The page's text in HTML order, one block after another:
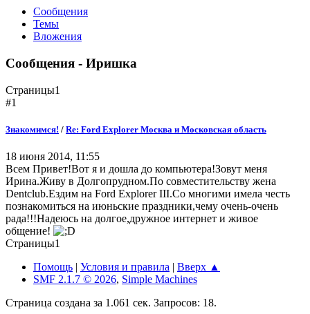
Сообщения
Темы
Вложения
Сообщения - Иришка
Страницы1
#1
Знакомимся! / Re: Ford Explorer Москва и Московская область
18 июня 2014, 11:55
Всем Привет!Вот я и дошла до компьютера!Зовут меня
Ирина.Живу в Долгопрудном.По совместительству жена
Dentclub.Ездим на Ford Explorer III.Со многими имела честь
познакомиться на июньские праздники,чему очень-очень
рада!!!Надеюсь на долгое,дружное интернет и живое
общение!
Страницы1
Помощь | Условия и правила | Вверх ▲
SMF 2.1.7 © 2026, Simple Machines
Страница создана за 1.061 сек. Запросов: 18.